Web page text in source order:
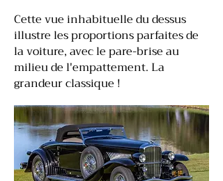
Cette vue inhabituelle du dessus
illustre les proportions parfaites de
la voiture, avec le pare-brise au
milieu de l'empattement. La
grandeur classique !